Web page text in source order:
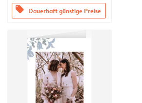
offers Dauerhaft günstige Preise